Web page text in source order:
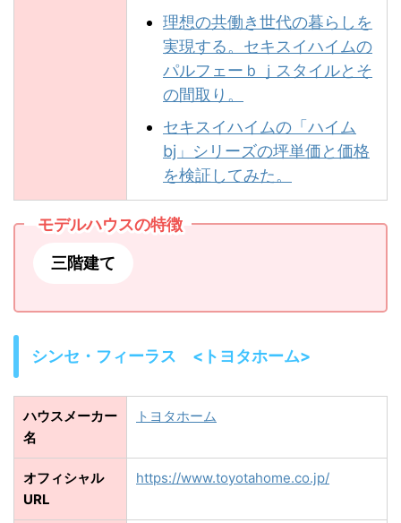
理想の共働き世代の暮らしを
実現する。セキスイハイムの
パルフェーｂｊスタイルとそ
の間取り。
セキスイハイムの「ハイム
bj」シリーズの坪単価と価格
を検証してみた。
モデルハウスの特徴
三階建て
シンセ・フィーラス <トヨタホーム>
ハウスメーカー
名
トヨタホーム
オフィシャル
URL
https://www.toyotahome.co.jp/